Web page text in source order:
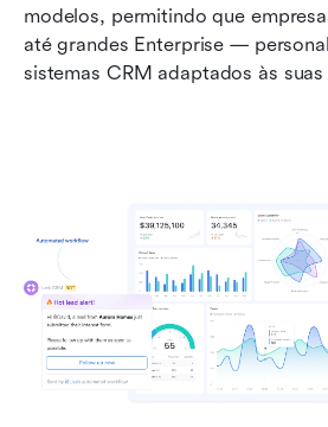
modelos, permitindo que
até grandes Enterprise —
sistemas CRM adaptados às